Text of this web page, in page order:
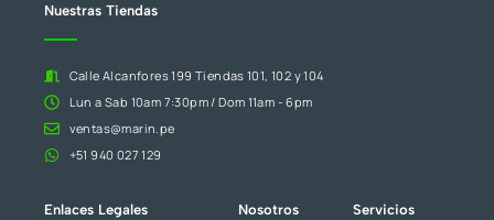
blanco.
Nuestras Tiendas
Calle Alcanfores 199 Tiendas 101, 102 y 104
Lun a Sab 10am 7:30pm / Dom 11am - 6pm
ventas@marin.pe
+51 940 027 129
Enlaces Legales Nosotros Servicios